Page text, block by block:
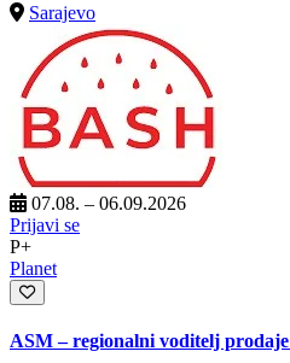
Sarajevo
07.08. – 06.09.2026
Prijavi se
P+
Planet
ASM – regionalni voditelj prodaje